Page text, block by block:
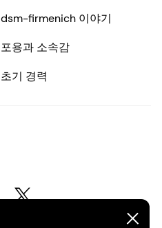
dsm-firmenich 이야기
포용과 소속감
초기 경력